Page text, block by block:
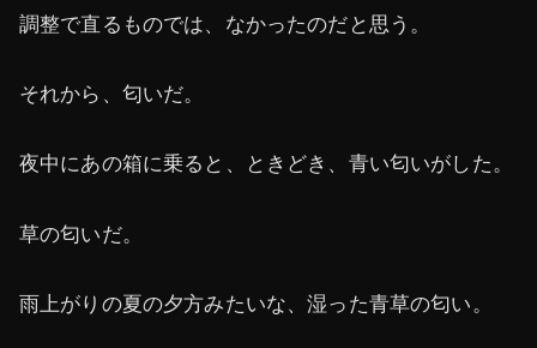
調整で直るものでは、なかったのだと思う。
それから、匂いだ。
夜中にあの箱に乗ると、ときどき、青い匂いがした。
草の匂いだ。
雨上がりの夏の夕方みたいな、湿った青草の匂い。